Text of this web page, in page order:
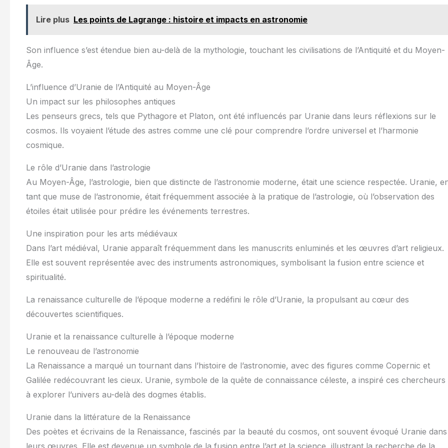
Lire plus Les points de Lagrange : histoire et impacts en astronomie
Son influence s’est étendue bien au-delà de la mythologie, touchant les civilisations de l’Antiquité et du Moyen-
Âge.
L’influence d’Uranie de l’Antiquité au Moyen-Âge
Un impact sur les philosophes antiques
Les penseurs grecs, tels que Pythagore et Platon, ont été influencés par Uranie dans leurs réflexions sur le
cosmos. Ils voyaient l’étude des astres comme une clé pour comprendre l’ordre universel et l’harmonie
cosmique.
Le rôle d’Uranie dans l’astrologie
Au Moyen-Âge, l’astrologie, bien que distincte de l’astronomie moderne, était une science respectée. Uranie,
tant que muse de l’astronomie, était fréquemment associée à la pratique de l’astrologie, où l’observation des
étoiles était utilisée pour prédire les événements terrestres.
Une inspiration pour les arts médiévaux
Dans l’art médiéval, Uranie apparaît fréquemment dans les manuscrits enluminés et les œuvres d’art religieux.
Elle est souvent représentée avec des instruments astronomiques, symbolisant la fusion entre science et
spiritualité.
La renaissance culturelle de l’époque moderne a redéfini le rôle d’Uranie, la propulsant au cœur des
découvertes scientifiques.
Uranie et la renaissance culturelle à l’époque moderne
Le renouveau de l’astronomie
La Renaissance a marqué un tournant dans l’histoire de l’astronomie, avec des figures comme Copernic et
Galilée redécouvrant les cieux. Uranie, symbole de la quête de connaissance céleste, a inspiré ces chercheurs
à explorer l’univers au-delà des dogmes établis.
Uranie dans la littérature de la Renaissance
Des poètes et écrivains de la Renaissance, fascinés par la beauté du cosmos, ont souvent évoqué Uranie dans
leurs œuvres. Elle est devenue un symbole de la fusion entre l’art et la science, illustrant la recherche de la